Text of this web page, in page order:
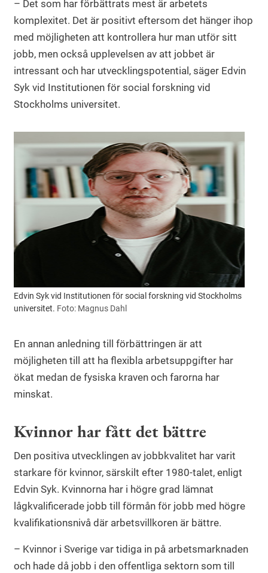
– Det som har förbättrats mest är arbetets
komplexitet. Det är positivt eftersom det hänger ihop
med möjligheten att kontrollera hur man utför sitt
jobb, men också upplevelsen av att jobbet är
intressant och har utvecklingspotential, säger Edvin
Syk vid Institutionen för social forskning vid
Stockholms universitet.
Edvin Syk vid Institutionen för social forskning vid Stockholms
universitet. Foto: Magnus Dahl
En annan anledning till förbättringen är att
möjligheten till att ha flexibla arbetsuppgifter har
ökat medan de fysiska kraven och farorna har
minskat.
Kvinnor har fått det bättre
Den positiva utvecklingen av jobbkvalitet har varit
starkare för kvinnor, särskilt efter 1980-talet, enligt
Edvin Syk. Kvinnorna har i högre grad lämnat
lågkvalificerade jobb till förmån för jobb med högre
kvalifikationsnivå där arbetsvillkoren är bättre.
– Kvinnor i Sverige var tidiga in på arbetsmarknaden
och hade då jobb i den offentliga sektorn som till